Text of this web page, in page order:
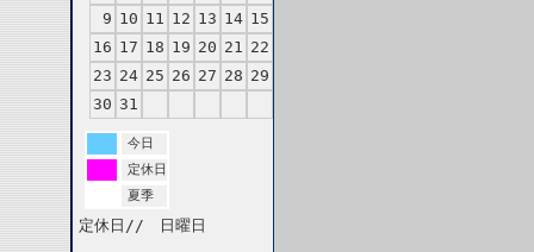
9 10 11 12 13 14 15
16 17 18 19 20 21 22
23 24 25 26 27 28 29
30 31
今日
定休日
夏季
定休日// 日曜日